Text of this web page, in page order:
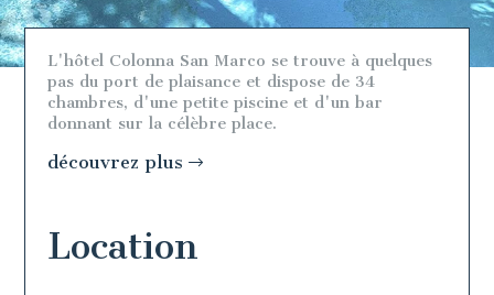
L'hôtel Colonna San Marco se trouve à quelques
pas du port de plaisance et dispose de 34
chambres, d'une petite piscine et d'un bar
donnant sur la célèbre place.
découvrez plus
Location